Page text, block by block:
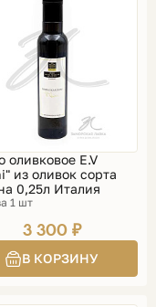
оливковое E.V
из оливок сорта
0,25л Италия
1 шт
3 300 ₽